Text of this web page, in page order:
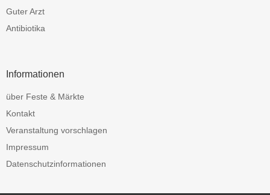
Guter Arzt
Antibiotika
Informationen
über Feste & Märkte
Kontakt
Veranstaltung vorschlagen
Impressum
Datenschutzinformationen